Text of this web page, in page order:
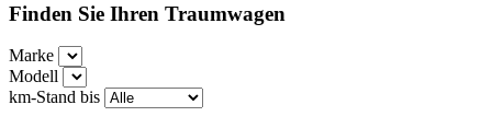
Finden Sie Ihren Traumwagen
Marke
Modell
km-Stand bis